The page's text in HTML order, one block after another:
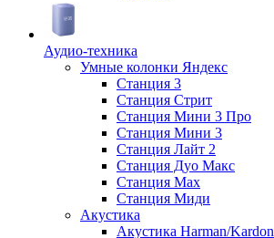
Аудио-техника
Умные колонки Яндекс
Станция 3
Станция Стрит
Станция Мини 3 Про
Станция Мини 3
Станция Лайт 2
Станция Дуо Макс
Станция Max
Станция Миди
Акустика
Акустика Harman/Kardon